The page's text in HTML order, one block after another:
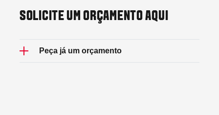
SOLICITE UM ORÇAMENTO AQUI
Peça já um orçamento